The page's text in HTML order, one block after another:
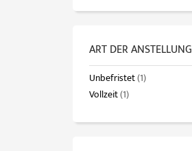
ART DER ANSTELLUNG
Unbefristet(1)
Vollzeit(1)